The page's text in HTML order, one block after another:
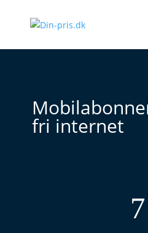
fri internet
7